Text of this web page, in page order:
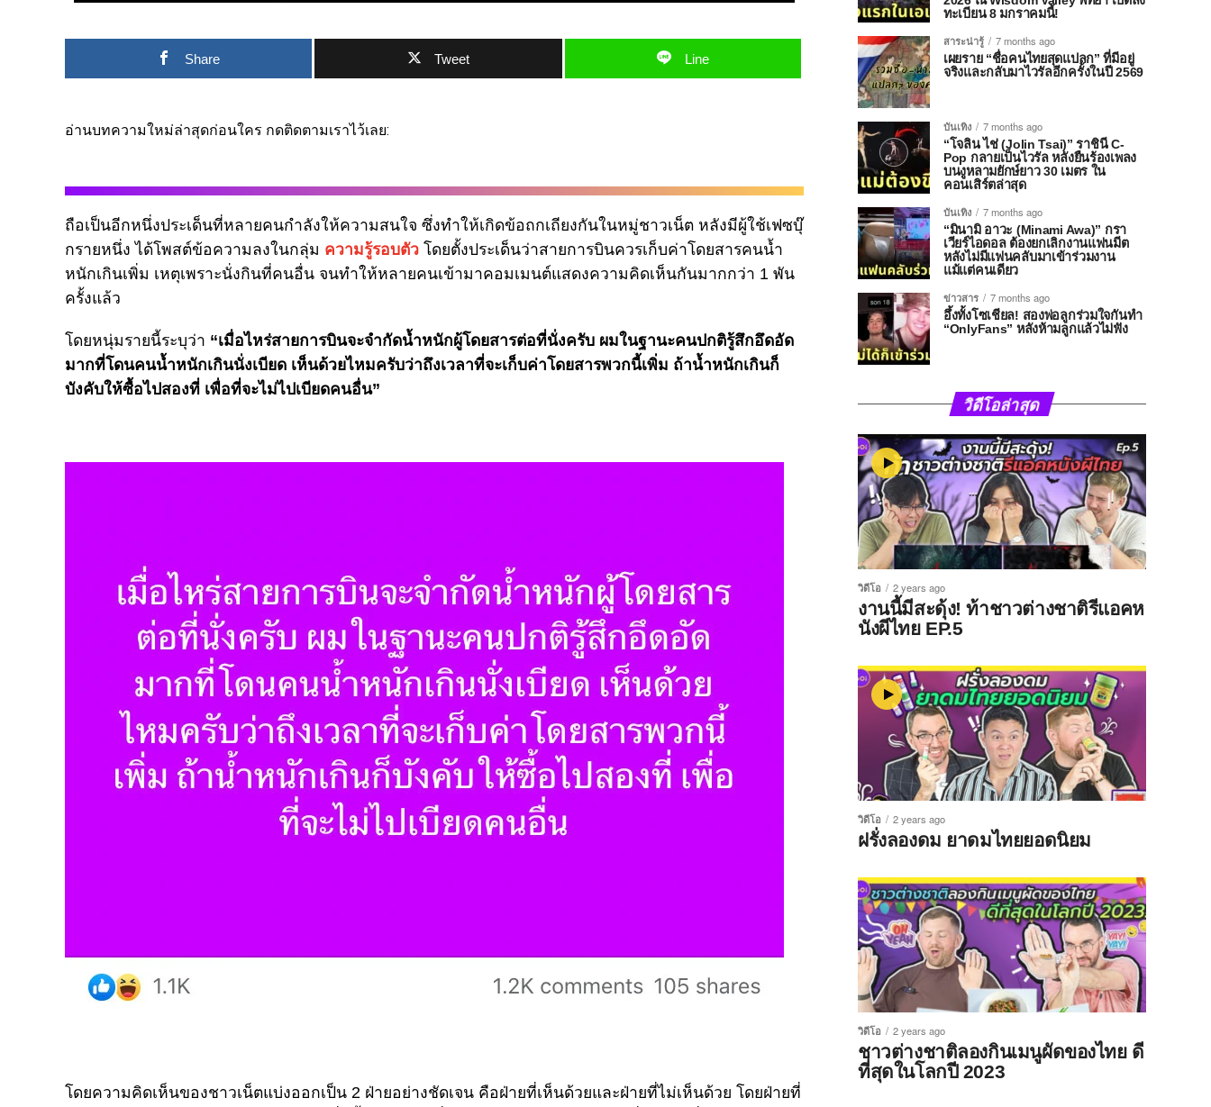
Share Tweet Line
อ่านบทความใหม่ล่าสุดก่อนใคร กดติดตามเราไว้เลย:
ถือเป็นอีกหนึ่งประเด็นที่หลายคนกำลังให้ความสนใจ ซึ่งทำให้เกิดข้อถกเถียงกันในหมู่ชาวเน็ต หลังมีผู้ใช้เฟซบุ๊
กรายหนึ่ง ได้โพสต์ข้อความลงในกลุ่ม ความรู้รอบตัว โดยตั้งประเด็นว่าสายการบินควรเก็บค่าโดยสารคนน้ำ
หนักเกินเพิ่ม เหตุเพราะนั่งกินที่คนอื่น จนทำให้หลายคนเข้ามาคอมเมนต์แสดงความคิดเห็นกันมากกว่า 1 พัน
ครั้งแล้ว
โดยหนุ่มรายนี้ระบุว่า “เมื่อไหร่สายการบินจะจำกัดน้ำหนักผู้โดยสารต่อที่นั่งครับ ผมในฐานะคนปกติรู้สึกอึดอัด
มากที่โดนคนน้ำหนักเกินนั่งเบียด เห็นด้วยไหมครับว่าถึงเวลาที่จะเก็บค่าโดยสารพวกนี้เพิ่ม ถ้าน้ำหนักเกินก็
บังคับให้ซื้อไปสองที่ เพื่อที่จะไม่ไปเบียดคนอื่น”
โดยความคิดเห็นของชาวเน็ตแบ่งออกเป็น 2 ฝ่ายอย่างชัดเจน คือฝ่ายที่เห็นด้วยและฝ่ายที่ไม่เห็นด้วย โดยฝ่ายที่
ทะเบียน 8 มกราคมนี้!
สาระน่ารู้
7 months ago
เผยราย “ชื่อคนไทยสุดแปลก” ที่มีอยู่
จริงและกลับมาไวรัลอีกครั้งในปี 2569
บันเทิง
7 months ago
“โจลิน ไช่ (Jolin Tsai)” ราชินี C-
Pop กลายเป็นไวรัล หลังยืนร้องเพลง
บนงูหลามยักษ์ยาว 30 เมตร ใน
คอนเสิร์ตล่าสุด
บันเทิง
7 months ago
“มินามิ อาวะ (Minami Awa)” กรา
เวียร์ไอดอล ต้องยกเลิกงานแฟนมีต
หลังไม่มีแฟนคลับมาเข้าร่วมงาน
แม้แต่คนเดียว
ข่าวสาร
7 months ago
อึ้งทั้งโซเชียล! สองพ่อลูกร่วมใจกันทำ
“OnlyFans” หลังห้ามลูกแล้วไม่ฟัง
วิดีโอล่าสุด
วิดีโอ 2 years ago
งานนี้มีสะดุ้ง! ท้าชาวต่างชาติรีแอคห
นังผีไทย EP.5
วิดีโอ 2 years ago
ฝรั่งลองดม ยาดมไทยยอดนิยม
วิดีโอ 2 years ago
ชาวต่างชาติลองกินเมนูผัดของไทย ดี
ที่สุดในโลกปี 2023